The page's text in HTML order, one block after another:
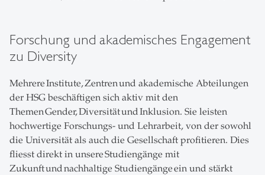
Forschung und akademisches Engagement
zu Diversity
Mehrere Institute, Zentren und akademische Abteilungen
der HSG beschäftigen sich aktiv mit den
Themen Gender, Diversität und Inklusion. Sie leisten
hochwertige Forschungs- und Lehrarbeit, von der sowohl
die Universität als auch die Gesellschaft profitieren. Dies
fliesst direkt in unsere Studiengänge mit
Zukunft und nachhaltige Studiengänge ein und stärkt